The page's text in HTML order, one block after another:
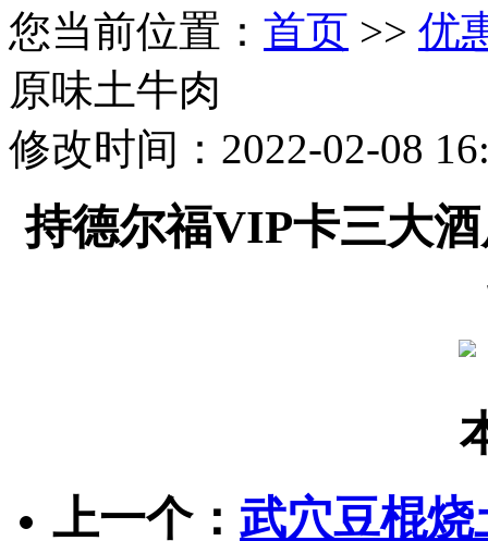
您当前位置： 首页 >> 优
原味土牛肉
修改时间：2022-02-08
持德尔福VIP卡三大
上一个： 武穴豆棍烧